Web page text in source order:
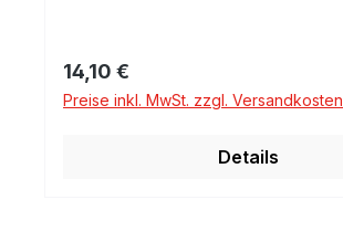
Regulärer Preis:
14,10 €
Preise inkl. MwSt. zzgl. Versandkosten
Details